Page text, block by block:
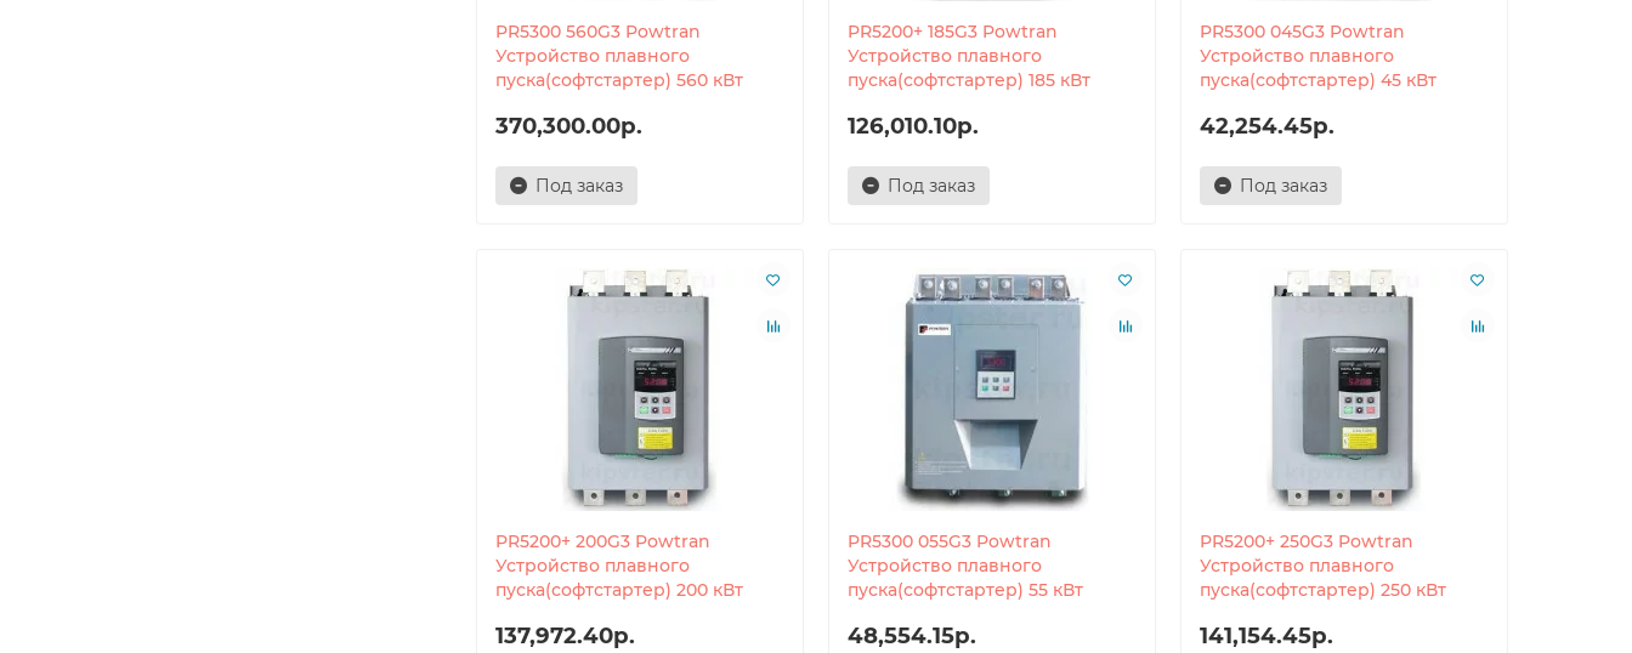
PR5300 560G3 Powtran
Устройство плавного
пуска(софтстартер) 560 кВт
370,300.00р.
Под заказ
PR5200+ 185G3 Powtran
Устройство плавного
пуска(софтстартер) 185 кВт
126,010.10р.
Под заказ
PR5300 045G3 Powtran
Устройство плавного
пуска(софтстартер) 45 кВт
42,254.45р.
Под заказ
PR5200+ 200G3 Powtran
Устройство плавного
пуска(софтстартер) 200 кВт
137,972.40р.
PR5300 055G3 Powtran
Устройство плавного
пуска(софтстартер) 55 кВт
48,554.15р.
PR5200+ 250G3 Powtran
Устройство плавного
пуска(софтстартер) 250 кВт
141,154.45р.